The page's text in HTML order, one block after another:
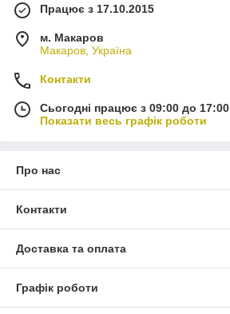
Працює з 17.10.2015
м. Макаров
Макаров, Україна
Контакти
Сьогодні працює з 09:00 до 17:00
Показати весь графік роботи
Про нас
Контакти
Доставка та оплата
Графік роботи